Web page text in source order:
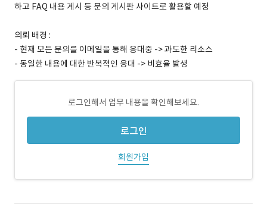
하고 FAQ 내용 게시 등 문의 게시판 사이트로 활용할 예정
의뢰 배경 :
- 현재 모든 문의를 이메일을 통해 응대중 -> 과도한 리소스
- 동일한 내용에 대한 반복적인 응대 -> 비효율 발생
로그인해서 업무 내용을 확인해보세요.
로그인
회원가입